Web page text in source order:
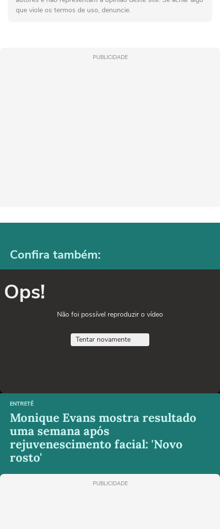
que viole os termos de uso, denuncie.
PUBLICIDADE
Confira também:
Ops!
Não foi possível reproduzir o vídeo
Tentar novamente
ENTRETÊ
Monique Evans mostra resultado
uma semana após
rejuvenescimento facial: 'Novo
rosto'
PUBLICIDADE